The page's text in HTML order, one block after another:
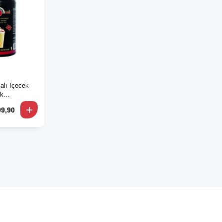
İçecek